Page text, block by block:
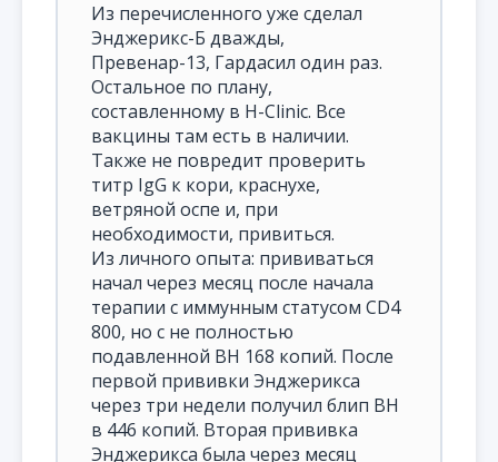
Из перечисленного уже сделал
Энджерикс-Б дважды,
Превенар-13, Гардасил один раз.
Остальное по плану,
составленному в H-Clinic. Все
вакцины там есть в наличии.
Также не повредит проверить
титр IgG к кори, краснухе,
ветряной оспе и, при
необходимости, привиться.
Из личного опыта: прививаться
начал через месяц после начала
терапии с иммунным статусом CD4
800, но с не полностью
подавленной ВН 168 копий. После
первой прививки Энджерикса
через три недели получил блип ВН
в 446 копий. Вторая прививка
Энджерикса была через месяц